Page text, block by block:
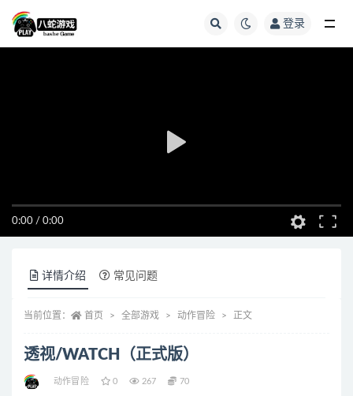
登录
0:00 / 0:00
详情介绍 常见问题
当前位置： 首页 全部游戏 动作冒险 正文
透视/WATCH（正式版）
动作冒险 0 267 70